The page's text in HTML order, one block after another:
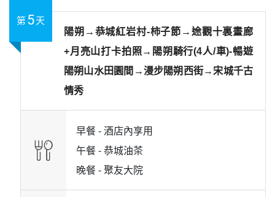
第5天
陽朔→恭城紅岩村-柿子節→途觀十裏畫廊
+月亮山打卡拍照→陽朔騎行(4人/車)-暢遊
陽朔山水田園間→漫步陽朔西街→宋城千古
情秀
早餐 -酒店內享用
午餐 -恭城油茶
晚餐 -聚友大院